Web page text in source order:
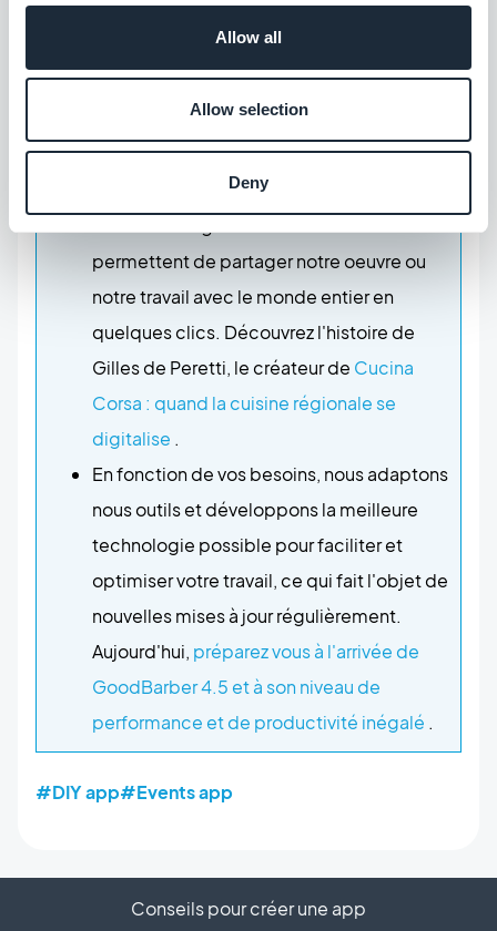
Allow all
Allow selection
Deny
ensuite rassembler votre communauté
autour d'une app ? Grâce à la technologie
d'aujourd'hui, c'est désormais possible !
Pour vous inspirer, vous pouvez
découvrirune app innovante pour un
.
permettent de partager notre oeuvre ou
notre travail avec le monde entier en
quelques clics. Découvrez l'histoire de
Gilles de Peretti, le créateur de Cucina
Corsa : quand la cuisine régionale se
digitalise .
En fonction de vos besoins, nous adaptons
nous outils et développons la meilleure
technologie possible pour faciliter et
optimiser votre travail, ce qui fait l'objet de
nouvelles mises à jour régulièrement.
Aujourd'hui, préparez vous à l'arrivée de
GoodBarber 4.5 et à son niveau de
performance et de productivité inégalé .
#DIY app#Events app
Conseils pour créer une app